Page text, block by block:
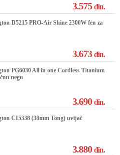
3.575din.
D5215 PRO-Air Shine 2300W fen za
3.673din.
PG6030 All in one Cordless Titanium
negu
3.690din.
CI5338 (38mm Tong) uvijač
3.880din.